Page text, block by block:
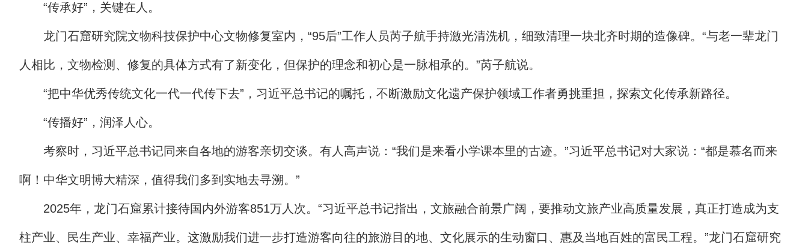
“传承好”，关键在人。
龙门石窟研究院文物科技保护中心文物修复室内，“95后”工作人员芮子航手持激光清洗机，细致清理一块北齐时期的造像碑。“与老一辈龙门
人相比，文物检测、修复的具体方式有了新变化，但保护的理念和初心是一脉相承的。”芮子航说。
“把中华优秀传统文化一代一代传下去”，习近平总书记的嘱托，不断激励文化遗产保护领域工作者勇挑重担，探索文化传承新路径。
“传播好”，润泽人心。
考察时，习近平总书记同来自各地的游客亲切交谈。有人高声说：“我们是来看小学课本里的古迹。”习近平总书记对大家说：“都是慕名而来
啊！中华文明博大精深，值得我们多到实地去寻溯。”
2025年，龙门石窟累计接待国内外游客851万人次。“习近平总书记指出，文旅融合前景广阔，要推动文旅产业高质量发展，真正打造成为支
柱产业、民生产业、幸福产业。这激励我们进一步打造游客向往的旅游目的地、文化展示的生动窗口、惠及当地百姓的富民工程。”龙门石窟研究